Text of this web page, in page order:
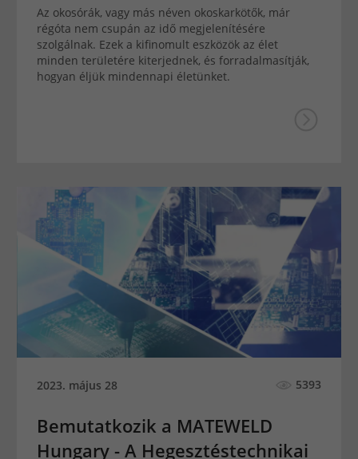
Az okosórák, vagy más néven okoskarkötők, már
régóta nem csupán az idő megjelenítésére
szolgálnak. Ezek a kifinomult eszközök az élet
minden területére kiterjednek, és forradalmasítják,
hogyan éljük mindennapi életünket.
2023. május 28 5393
Bemutatkozik a MATEWELD
Hungary - A Hegesztéstechnikai